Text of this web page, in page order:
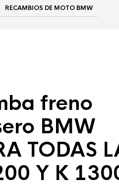
RECAMBIOS DE MOTO BMW
freno
BMW
TODAS
Y K